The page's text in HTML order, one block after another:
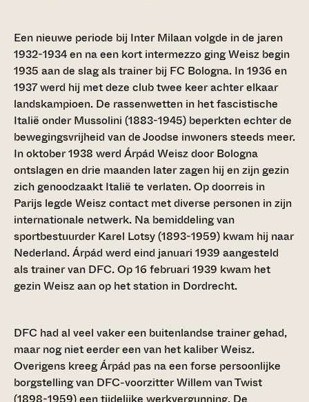
Een nieuwe periode bij Inter Milaan volgde in de jaren
1932-1934 en na een kort intermezzo ging Weisz begin
1935 aan de slag als trainer bij FC Bologna. In 1936 en
1937 werd hij met deze club twee keer achter elkaar
landskampioen. De rassenwetten in het fascistische
Italië onder Mussolini (1883-1945) beperkten echter de
bewegingsvrijheid van de Joodse inwoners steeds meer.
In oktober 1938 werd Árpád Weisz door Bologna
ontslagen en drie maanden later zagen hij en zijn gezin
zich genoodzaakt Italië te verlaten. Op doorreis in
Parijs legde Weisz contact met diverse personen in zijn
internationale netwerk. Na bemiddeling van
sportbestuurder Karel Lotsy (1893-1959) kwam hij naar
Nederland. Árpád werd eind januari 1939 aangesteld
als trainer van DFC. Op 16 februari 1939 kwam het
gezin Weisz aan op het station in Dordrecht.
DFC had al veel vaker een buitenlandse trainer gehad,
maar nog niet eerder een van het kaliber Weisz.
Overigens kreeg Árpád pas na een forse persoonlijke
borgstelling van DFC-voorzitter Willem van Twist